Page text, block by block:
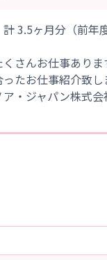
3.5ヶ月分（前年度
さんお仕事あり
ったお仕事紹介致
・ジャパン株式会